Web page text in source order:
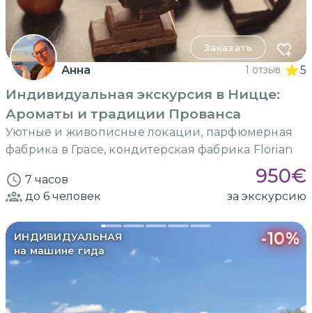
Заказать
Анна 1 отзыв 5
Индивидуальная экскурсия в Ницце:
Ароматы и традиции Прованса
Уютные и живописные локации, парфюмерная
фабрика в Грасе, кондитерская фабрика Florian
7 часов 950€
до 6 человек за экскурсию
ИНДИВИДУАЛЬНАЯ
на машине гида
-10%